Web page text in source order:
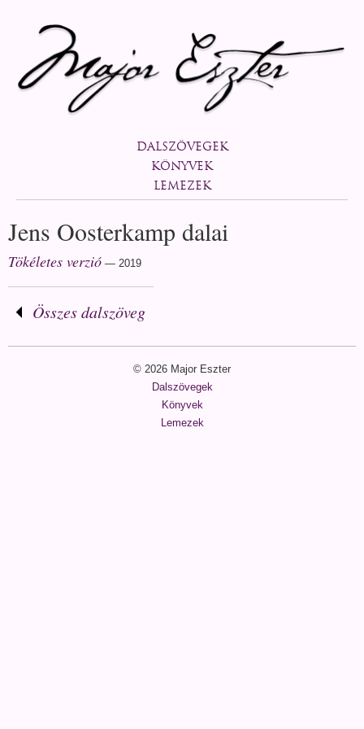
DALSZÖVEGEK
KÖNYVEK
LEMEZEK
Jens Oosterkamp dalai
Tökéletes verzió — 2019
Összes dalszöveg
© 2026 Major Eszter
Dalszövegek
Könyvek
Lemezek